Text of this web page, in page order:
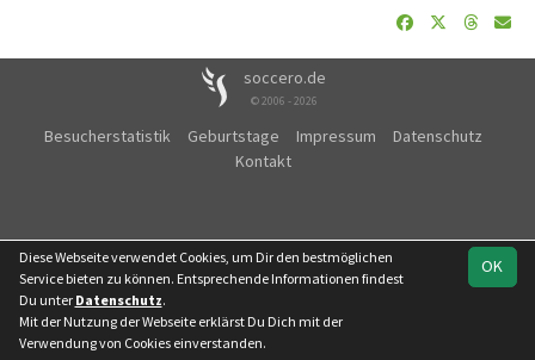
soccero.de
© 2006 - 2026
Besucherstatistik Geburtstage Impressum
Datenschutz
Kontakt
OK
Diese Webseite verwendet Cookies, um Dir den bestmöglichen
Service bieten zu können. Entsprechende Informationen findest
Du unter Datenschutz.
Mit der Nutzung der Webseite erklärst Du Dich mit der
Verwendung von Cookies einverstanden.